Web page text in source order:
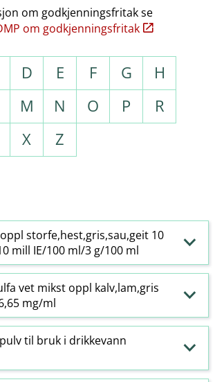
om godkjenningsfritak se
om godkjenningsfritak
D E F G
H
M N O P
R
X Z
storfe,hest,gris,sau,geit 10
mill IE/100 ml/3 g/100 ml
vet mikst oppl kalv,lam,gris
mg/ml
til bruk i drikkevann